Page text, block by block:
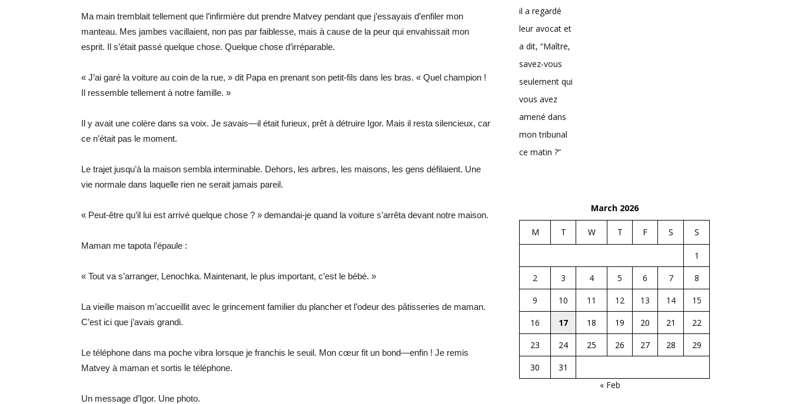
Ma main tremblait tellement que l’infirmière dut prendre Matvey pendant que j’essayais d’enfiler mon
manteau. Mes jambes vacillaient, non pas par faiblesse, mais à cause de la peur qui envahissait mon
esprit. Il s’était passé quelque chose. Quelque chose d’irréparable.
« J’ai garé la voiture au coin de la rue, » dit Papa en prenant son petit-fils dans les bras. « Quel champion !
Il ressemble tellement à notre famille. »
Il y avait une colère dans sa voix. Je savais—il était furieux, prêt à détruire Igor. Mais il resta silencieux, car
ce n’était pas le moment.
Le trajet jusqu’à la maison sembla interminable. Dehors, les arbres, les maisons, les gens défilaient. Une
vie normale dans laquelle rien ne serait jamais pareil.
« Peut-être qu’il lui est arrivé quelque chose ? » demandai-je quand la voiture s’arrêta devant notre maison.
Maman me tapota l’épaule :
« Tout va s’arranger, Lenochka. Maintenant, le plus important, c’est le bébé. »
La vieille maison m’accueillit avec le grincement familier du plancher et l’odeur des pâtisseries de maman.
C’est ici que j’avais grandi.
Le téléphone dans ma poche vibra lorsque je franchis le seuil. Mon cœur fit un bond—enfin ! Je remis
Matvey à maman et sortis le téléphone.
Un message d’Igor. Une photo.
il a regardé
leur avocat et
a dit, “Maître,
savez-vous
seulement qui
vous avez
amené dans
mon tribunal
ce matin ?”
March 2026
M T W T F S S
1
2
3 4 5 6 7
8
9
10 11 12 13 14
15
16
17 18 19 20 21
22
23
24 25 26 27 28
29
30
31
« Feb